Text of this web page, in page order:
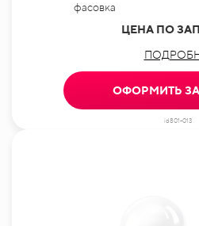
фасовка
ЦЕНА ПО
ОФОРМИТЬ
id801-013